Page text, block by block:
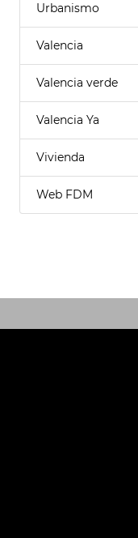
Urbanismo
Valencia
Valencia verde
Valencia Ya
Vivienda
Web FDM